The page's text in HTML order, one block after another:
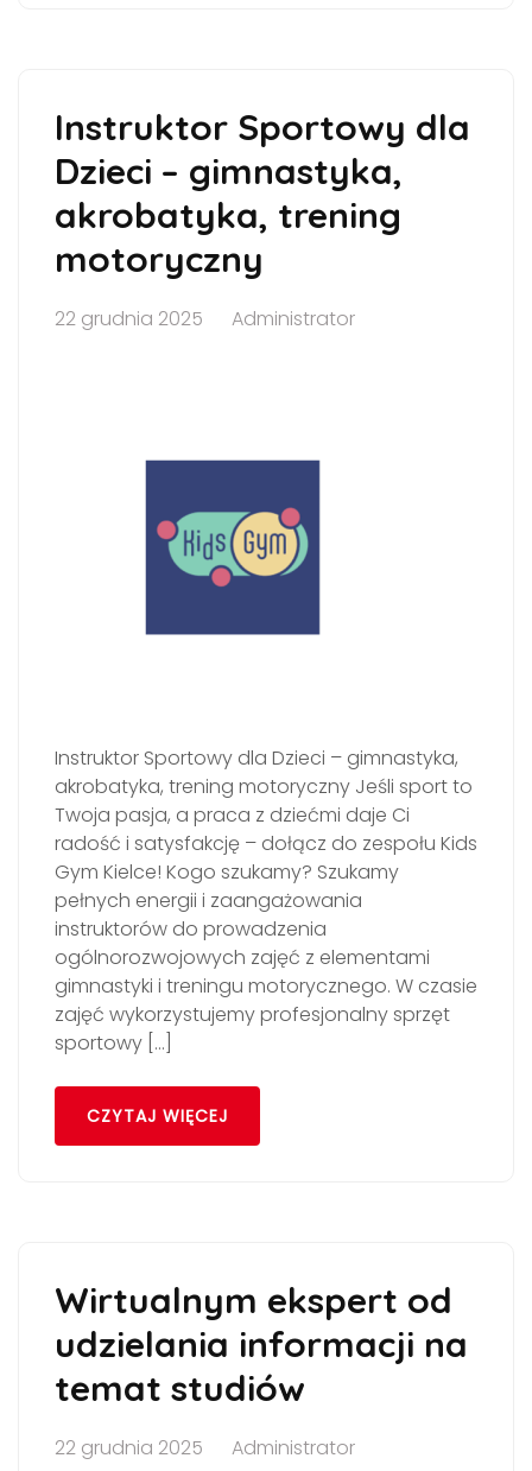
Instruktor Sportowy dla
Dzieci – gimnastyka,
akrobatyka, trening
motoryczny
22 grudnia 2025 Administrator
Instruktor Sportowy dla Dzieci – gimnastyka,
akrobatyka, trening motoryczny Jeśli sport to
Twoja pasja, a praca z dziećmi daje Ci
radość i satysfakcję – dołącz do zespołu Kids
Gym Kielce! Kogo szukamy? Szukamy
pełnych energii i zaangażowania
instruktorów do prowadzenia
ogólnorozwojowych zajęć z elementami
gimnastyki i treningu motorycznego. W czasie
zajęć wykorzystujemy profesjonalny sprzęt
sportowy […]
CZYTAJ WIĘCEJ
Wirtualnym ekspert od
udzielania informacji na
temat studiów
22 grudnia 2025 Administrator